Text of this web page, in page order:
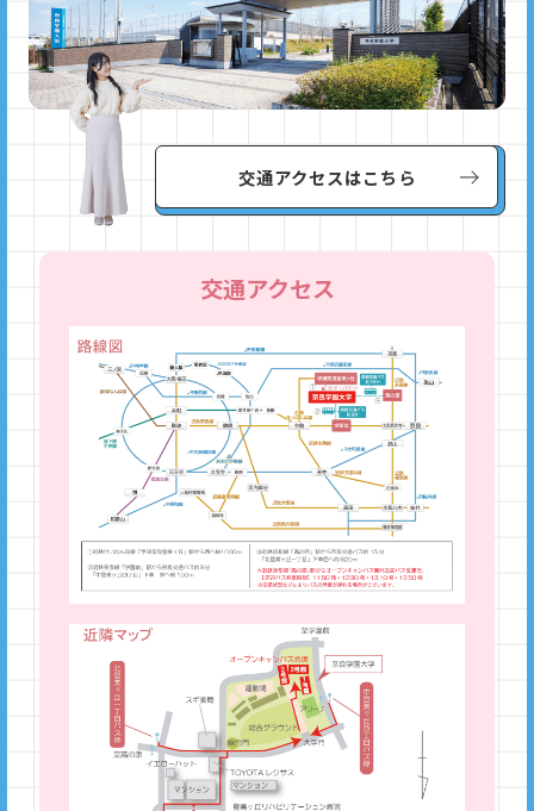
交通アクセスはこちら
交通アクセス